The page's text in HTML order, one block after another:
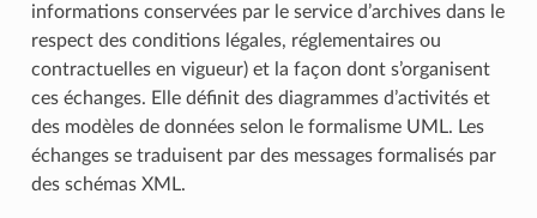
informations conservées par le service d’archives dans le
respect des conditions légales, réglementaires ou
contractuelles en vigueur) et la façon dont s’organisent
ces échanges. Elle définit des diagrammes d’activités et
des modèles de données selon le formalisme UML. Les
échanges se traduisent par des messages formalisés par
des schémas XML.